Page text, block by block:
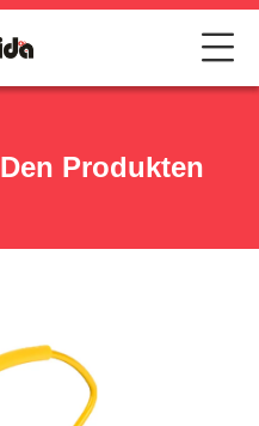
Produkten